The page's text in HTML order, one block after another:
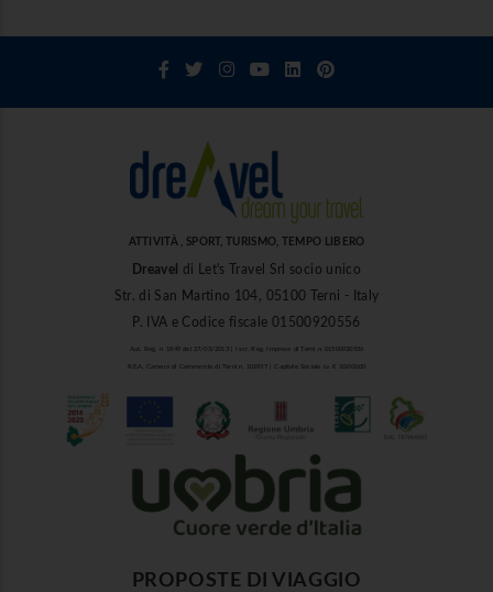
ATTIVITÀ , SPORT, TURISMO, TEMPO LIBERO
Dreavel
di Let's Travel Srl socio unico
Str. di San Martino 104, 05100 Terni - Italy
P. IVA e Codice fiscale 01500920556
Aut. Reg. n. 1849 del 27/03/2013 | Iscr. Reg. Imprese di Terni n. 01500920556
R.E.A. Camera di Commercio di Terni n. 101937 | Capitale Sociale i.v. € 10.000,00
PROPOSTE DI VIAGGIO